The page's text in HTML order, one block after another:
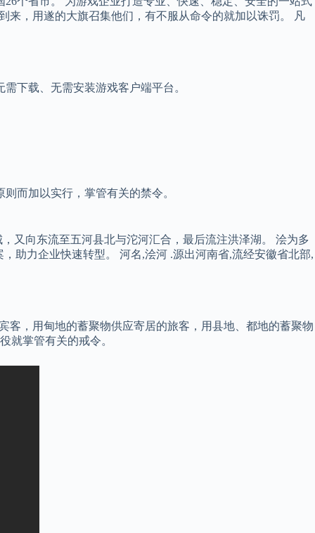
来，用遂的大旗召集他们，有不服从命令的就加以诛罚。 凡
下载、无需安装游戏客户端平台。
而加以实行，掌管有关的禁令。
又向东流至五河县北与沱河汇合，最后流注洪泽湖。 浍为多
助力企业快速转型。 河名,浍河 .源出河南省,流经安徽省北部,
，用甸地的蓄聚物供应寄居的旅客，用县地、都地的蓄聚物
就掌管有关的戒令。